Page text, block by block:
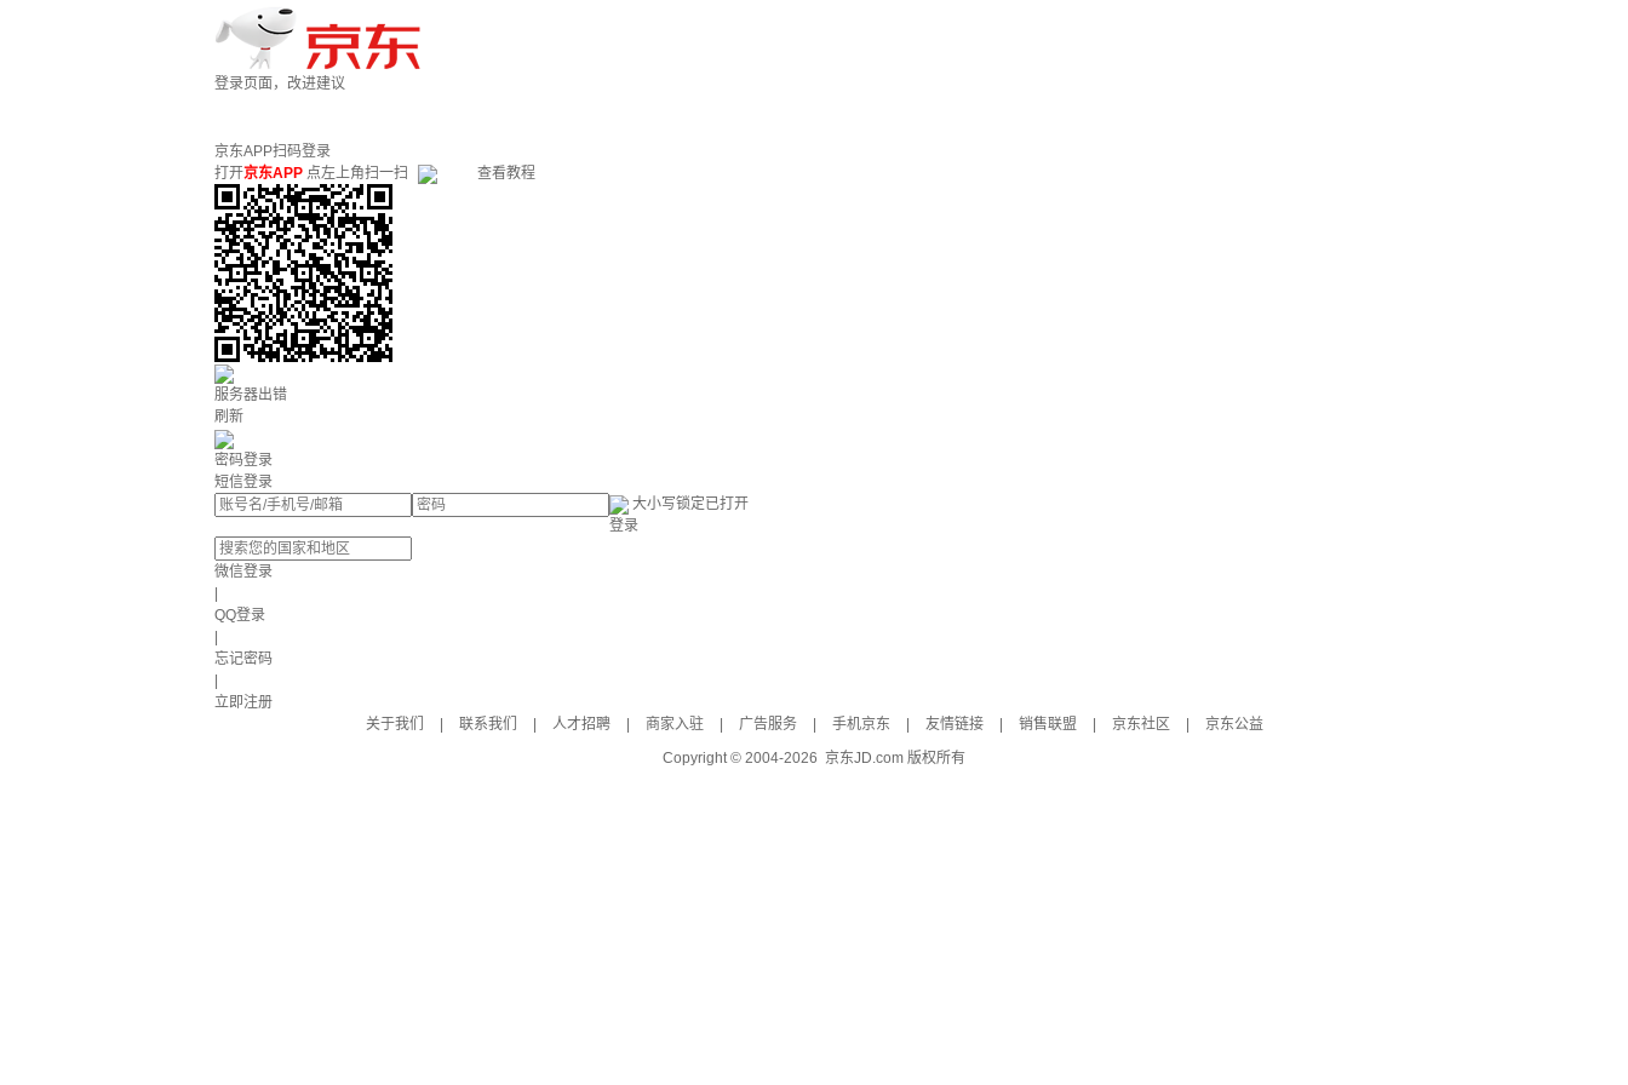
登录页面，改进建议
京东APP扫码登录
打开京东APP 点左上角扫一扫 查看教程
服务器出错
刷新
密码登录
短信登录
大小写锁定已打开
登录
微信登录
QQ登录
忘记密码
立即注册
关于我们
联系我们 人才招聘 商家入驻 广告服务 手机京东 友情链接 销售联盟 京东社区
京东公益
Copyright © 2004-2026 京东JD.com 版权所有